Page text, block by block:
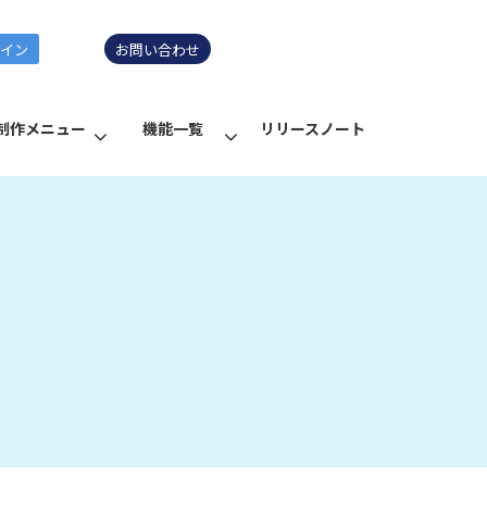
ン お問い合わせ
作メニュー 機能一覧 リリースノート